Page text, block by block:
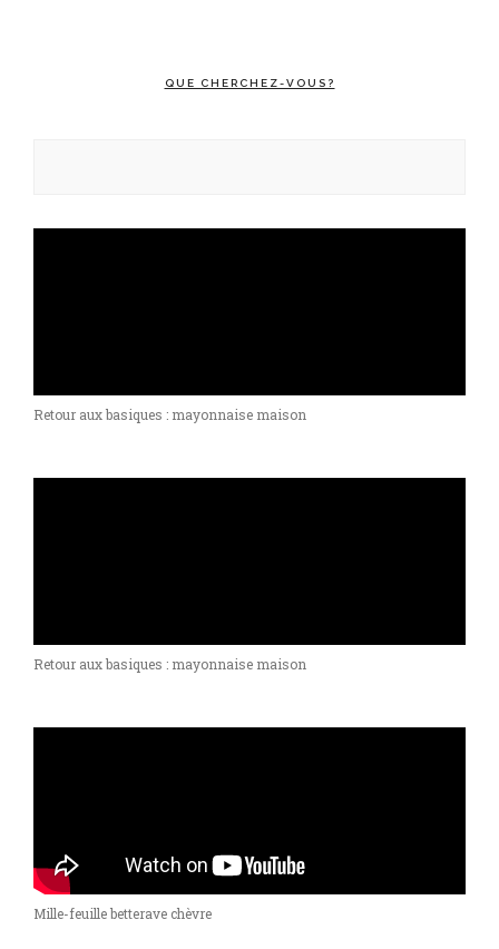
QUE CHERCHEZ-VOUS?
Retour aux basiques : mayonnaise maison
Retour aux basiques : mayonnaise maison
Mille-feuille betterave chèvre